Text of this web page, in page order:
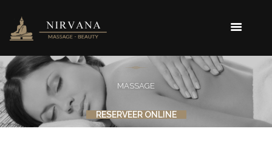
MASSAGE
RESERVEER ONLINE